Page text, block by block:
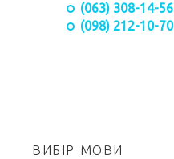
(063) 308-14-56
(098) 212-10-70
ВИБІР МОВИ